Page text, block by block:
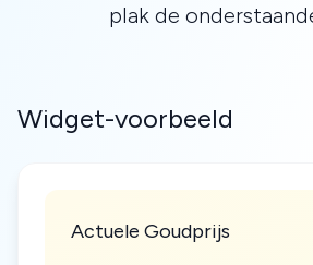
plak de
Widget-voorbeeld
Actuele Goudprijs